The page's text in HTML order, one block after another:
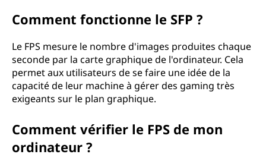
Comment fonctionne le SFP ?
Le FPS mesure le nombre d'images produites chaque
seconde par la carte graphique de l'ordinateur. Cela
permet aux utilisateurs de se faire une idée de la
capacité de leur machine à gérer des gaming très
exigeants sur le plan graphique.
Comment vérifier le FPS de mon
ordinateur ?